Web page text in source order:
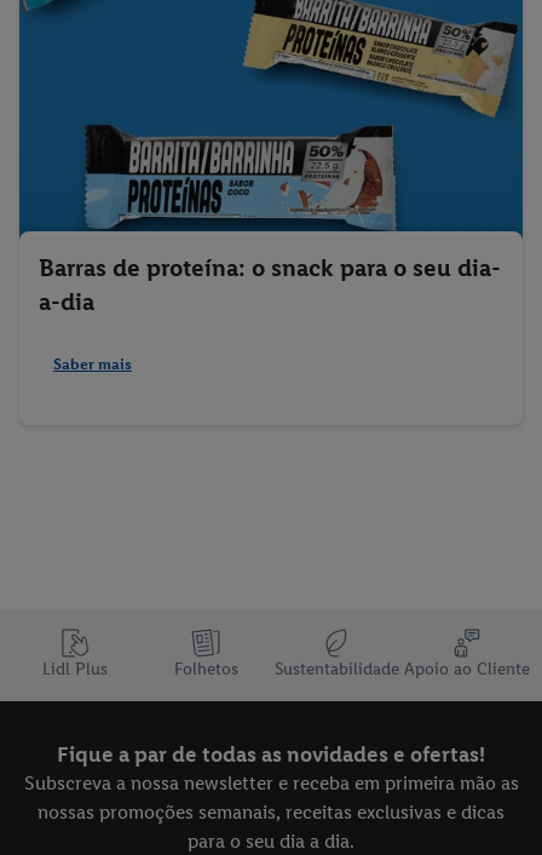
Barras de proteína: o snack para o seu dia-
a-dia
Saber mais
Lidl Plus Folhetos Sustentabilidade Apoio ao Cliente
Fique a par de todas as novidades e ofertas!
Subscreva a nossa newsletter e receba em primeira mão as
nossas promoções semanais, receitas exclusivas e dicas
para o seu dia a dia.